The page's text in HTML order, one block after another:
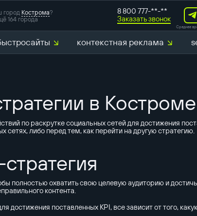
город Кострома?
164 города
8 800 777-**-**
Заказать звонок
Среднее
контекстная реклама
SERM-
в Костроме
по раскрутке социальных сетей для достижения
сетях, либо перед тем, как перейти на другую стратегию.
полностью охватить свою целевую аудиторию и
контента.
достижения поставленных KPI, все зависит от того,